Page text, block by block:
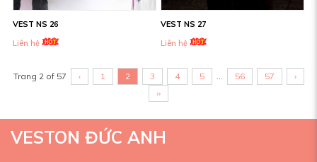
VEST NS 26
Liên hệ
VEST NS 27
Liên hệ
Trang 2 of 57 ‹ 1 2 3 4 5 56 57
›
››
VESTON ĐỨC ANH